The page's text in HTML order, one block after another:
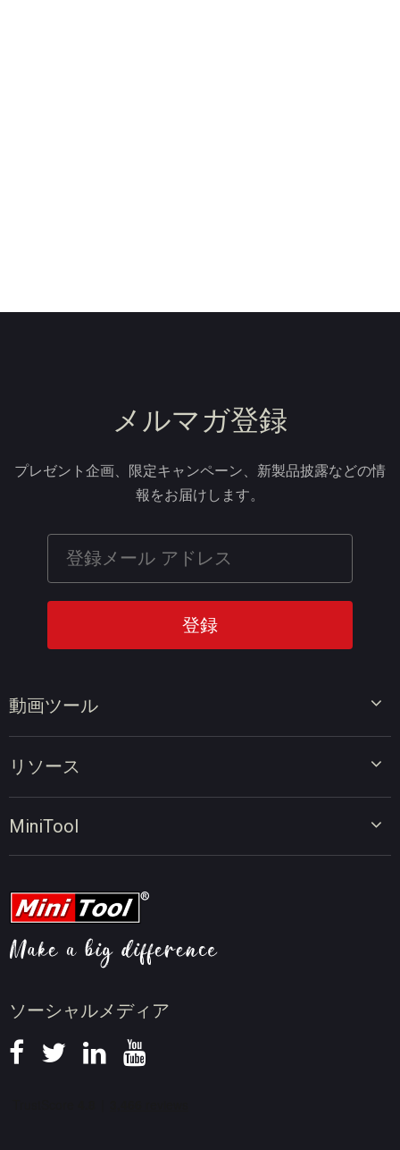
ソーシャルメディア
動画ツール
ビデオコンバーター
リソース
動画圧縮のヒント
ニュース
MiniTool
メルマガ登録
プレゼント企画、限定キャンペーン、新製品披露などの情
報をお届けします。